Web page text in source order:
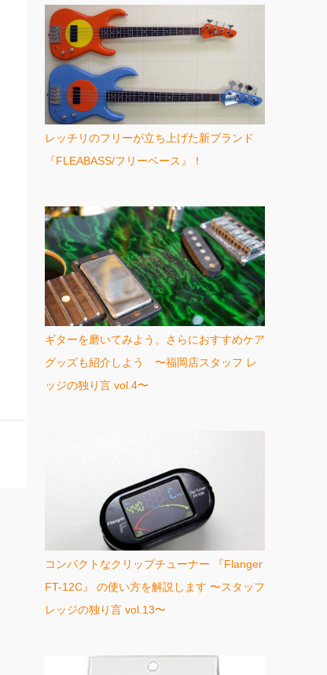
レッチリのフリーが立ち上げた新ブランド
『FLEABASS/フリーベース』！
ギターを磨いてみよう。さらにおすすめケア
グッズも紹介しよう 〜福岡店スタッフ レ
ッジの独り言 vol.4〜
コンパクトなクリップチューナー 『Flanger
FT-12C』 の使い方を解説します 〜スタッフ
レッジの独り言 vol.13〜